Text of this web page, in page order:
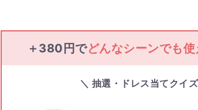
＋380円でどんなシーンでも使
＼ 抽選・ドレス当てクイ